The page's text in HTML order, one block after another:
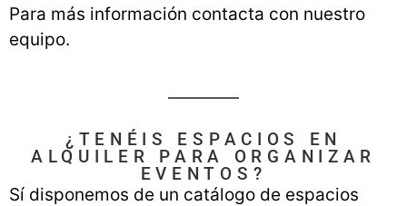
Para más información contacta con nuestro
equipo.
¿TENÉIS ESPACIOS EN
ALQUILER PARA ORGANIZAR
EVENTOS?
Sí disponemos de un catálogo de espacios